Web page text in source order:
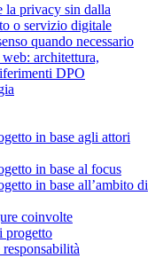
la privacy sin dalla
o servizio digitale
quando necessario
architettura,
DPO
in base agli attori
in base al focus
in base all’ambito di
coinvolte
progetto